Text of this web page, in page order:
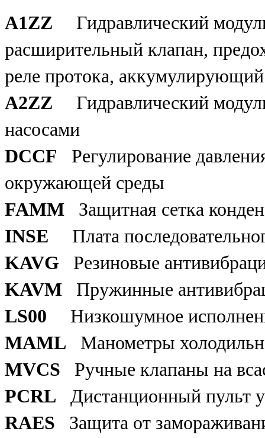
A1ZZ Гидравлический
расширительный клапан,
реле протока,
A2ZZ Гидравлический
насосами
DCCF
Регулирование
окружающей среды
FAMM Защитная сетка
INSE Плата
KAVG
Резиновые
KAVM
Пружинные
LS00 Низкошумное
MAML Манометры
MVCS
Ручные клапаны на
PCRL
Дистанционный пульт
RAES
Защита от